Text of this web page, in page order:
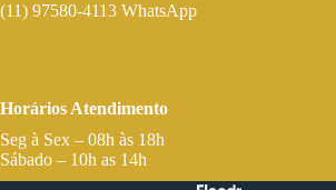
(11) 97580-4113 WhatsApp
Horários Atendimento
Seg à Sex – 08h às 18h
Sábado – 10h as 14h